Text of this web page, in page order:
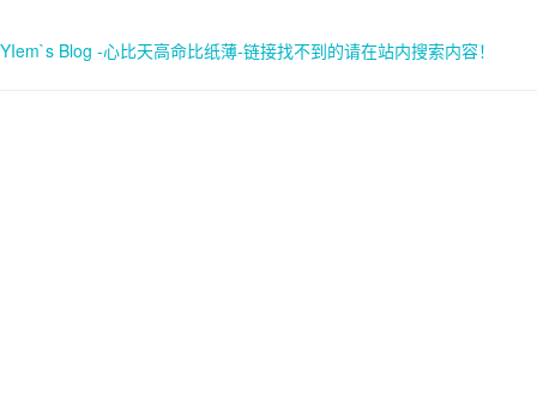
YIem`s Blog -心比天高命比纸薄-链接找不到的请在站内搜索内容！